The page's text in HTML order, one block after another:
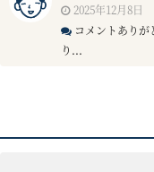
2025年12月8日
コメントあり
り...